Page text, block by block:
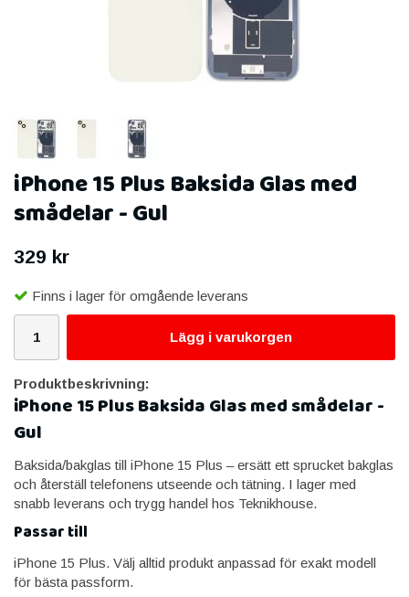
iPhone 15 Plus Baksida Glas med
smådelar - Gul
329 kr
Finns i lager för omgående leverans
Lägg i varukorgen
Produktbeskrivning:
iPhone 15 Plus Baksida Glas med smådelar -
Gul
Baksida/bakglas till iPhone 15 Plus – ersätt ett sprucket bakglas
och återställ telefonens utseende och tätning. I lager med
snabb leverans och trygg handel hos Teknikhouse.
Passar till
iPhone 15 Plus. Välj alltid produkt anpassad för exakt modell
för bästa passform.